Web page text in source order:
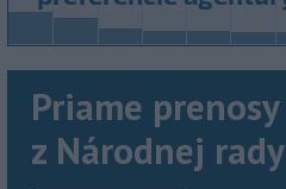
Priame prenosy
z Národnej rady